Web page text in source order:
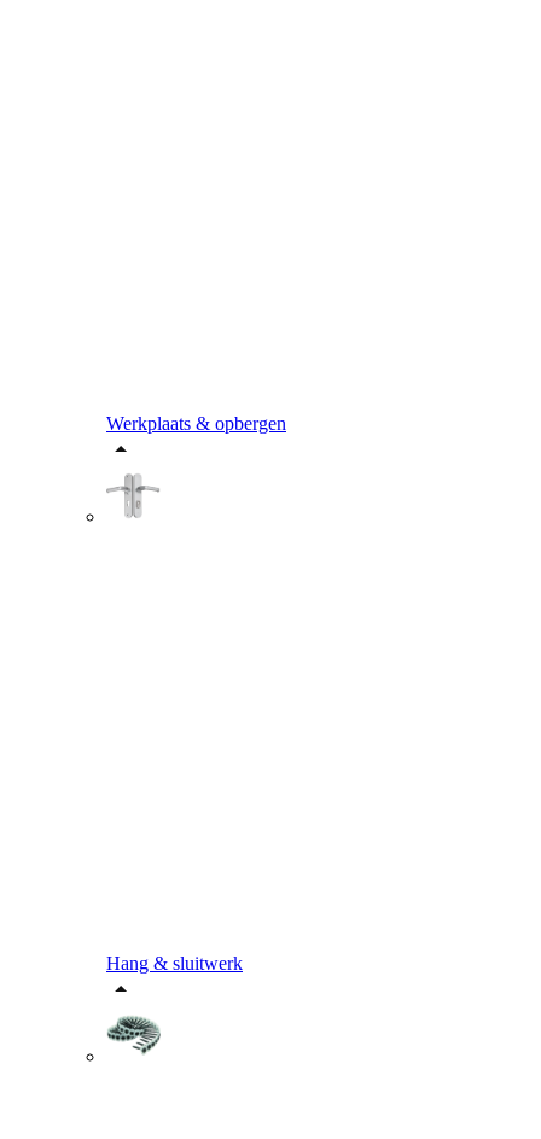
Werkplaats & opbergen
Hang & sluitwerk